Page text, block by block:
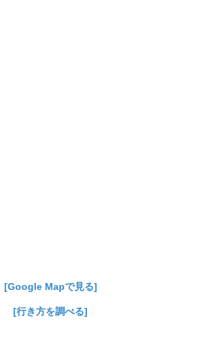
[Google Mapで見る]
[行き方を調べる]